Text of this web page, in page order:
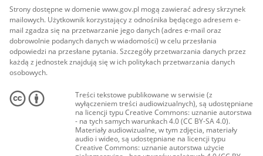
Strony dostępne w domenie www.gov.pl mogą zawierać adresy skrzynek
mailowych. Użytkownik korzystający z odnośnika będącego adresem e-
mail zgadza się na przetwarzanie jego danych (adres e-mail oraz
dobrowolnie podanych danych w wiadomości) w celu przesłania
odpowiedzi na przesłane pytania. Szczegóły przetwarzania danych przez
każdą z jednostek znajdują się w ich politykach przetwarzania danych
osobowych.
Treści tekstowe publikowane w serwisie (z
wyłączeniem treści audiowizualnych), są udostępniane
na licencji typu Creative Commons: uznanie autorstwa
- na tych samych warunkach 4.0 (CC BY-SA 4.0).
Materiały audiowizualne, w tym zdjęcia, materiały
audio i wideo, są udostępniane na licencji typu
Creative Commons: uznanie autorstwa użycie